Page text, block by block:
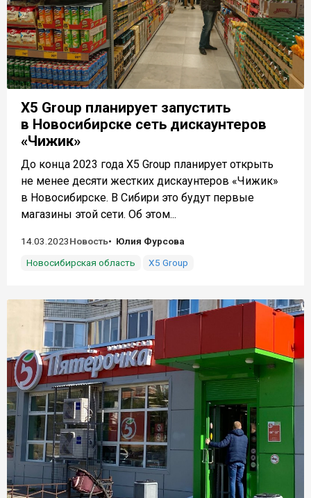
X5 Group планирует запустить
в Новосибирске сеть дискаунтеров
«Чижик»
До конца 2023 года X5 Group планирует открыть
не менее десяти жестких дискаунтеров «Чижик»
в Новосибирске. В Сибири это будут первые
магазины этой сети. Об этом...
14.03.2023Новость
Юлия Фурсова
Новосибирская область
X5 Group